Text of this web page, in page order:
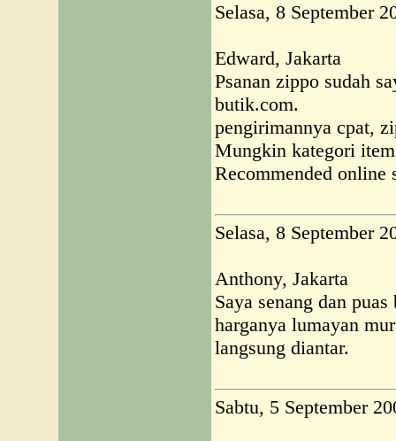
Selasa, 8 September
Edward, Jakarta
Psanan zippo sudah
butik.com.
pengirimannya cpat,
Mungkin kategori
Recommended online
Selasa, 8 September
Anthony, Jakarta
Saya senang dan
harganya lumayan
langsung diantar.
Sabtu, 5 September